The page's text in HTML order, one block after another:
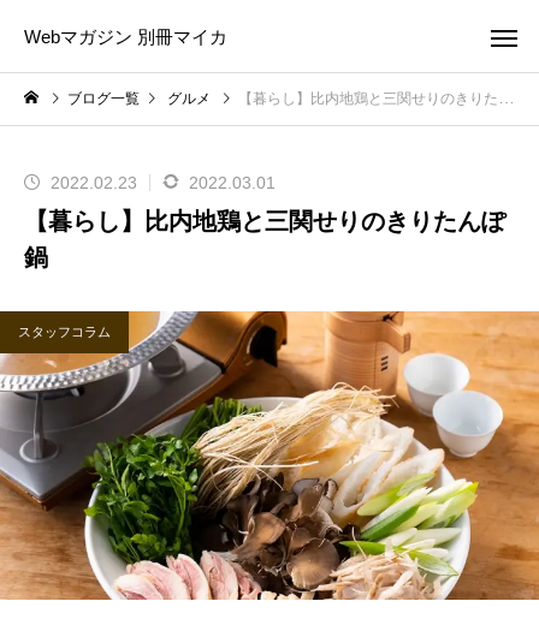
Webマガジン 別冊マイカ
ブログ一覧 グルメ 【暮らし】比内地鶏と三関せりのきりたんぽ鍋
2022.02.23 2022.03.01
【暮らし】比内地鶏と三関せりのきりたんぽ
鍋
スタッフコラム